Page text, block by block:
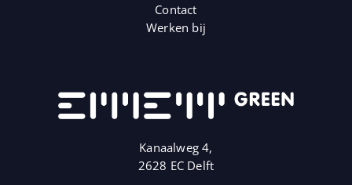
Contact
Werken bij
Kanaalweg 4,
2628 EC Delft